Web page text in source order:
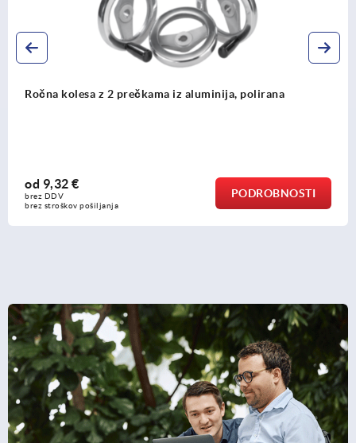
Ročna kolesa z 2 prečkama iz aluminija, polirana
od 9,32 €
brez DDV
brez stroškov pošiljanja
PODROBNOSTI